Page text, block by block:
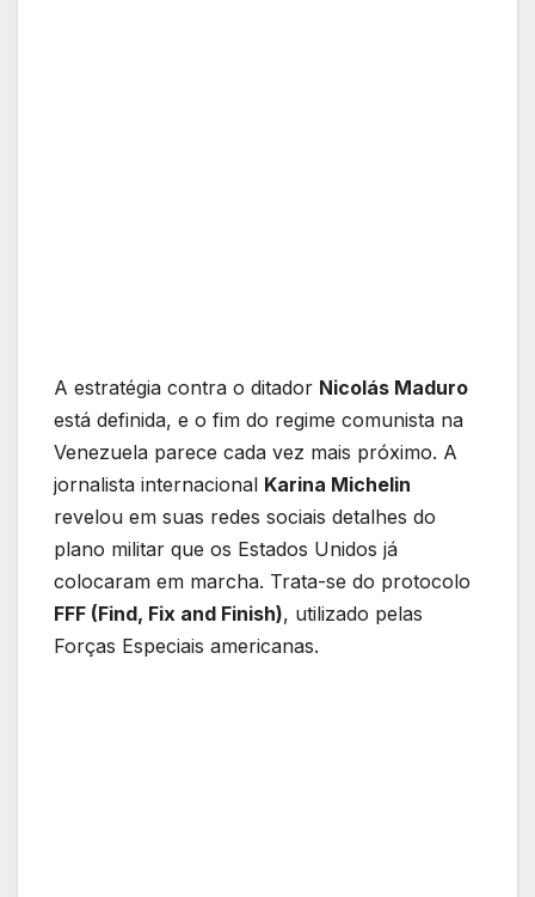
A estratégia contra o ditador Nicolás Maduro
está definida, e o fim do regime comunista na
Venezuela parece cada vez mais próximo. A
jornalista internacional Karina Michelin
revelou em suas redes sociais detalhes do
plano militar que os Estados Unidos já
colocaram em marcha. Trata-se do protocolo
FFF (Find, Fix and Finish), utilizado pelas
Forças Especiais americanas.